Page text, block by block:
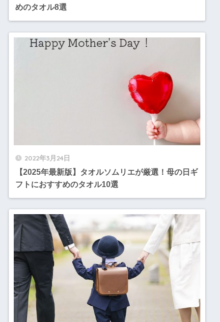
めのタオル8選
2022年3月24日
【2025年最新版】タオルソムリエが厳選！母の日ギ
フトにおすすめのタオル10選